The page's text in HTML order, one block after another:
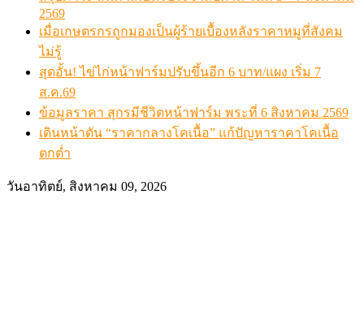
2569
เมื่อเกษตรกรถูกมองเป็นผู้ร้ายเบื้องหลังราคาหมูที่สังคม
ไม่รู้
สุดอั้น! ไข่ไก่หน้าฟาร์มปรับขึ้นอีก 6 บาท/แผง เริ่ม 7
ส.ค.69
ข้อมูลราคา สุกรมีชีวิตหน้าฟาร์ม พระที่ 6 สิงหาคม 2569
เดินหน้าดัน “ราคากลางโคเนื้อ” แก้ปัญหาราคาโคเนื้อ
ตกต่ำ
วันอาทิตย์, สิงหาคม 09, 2026